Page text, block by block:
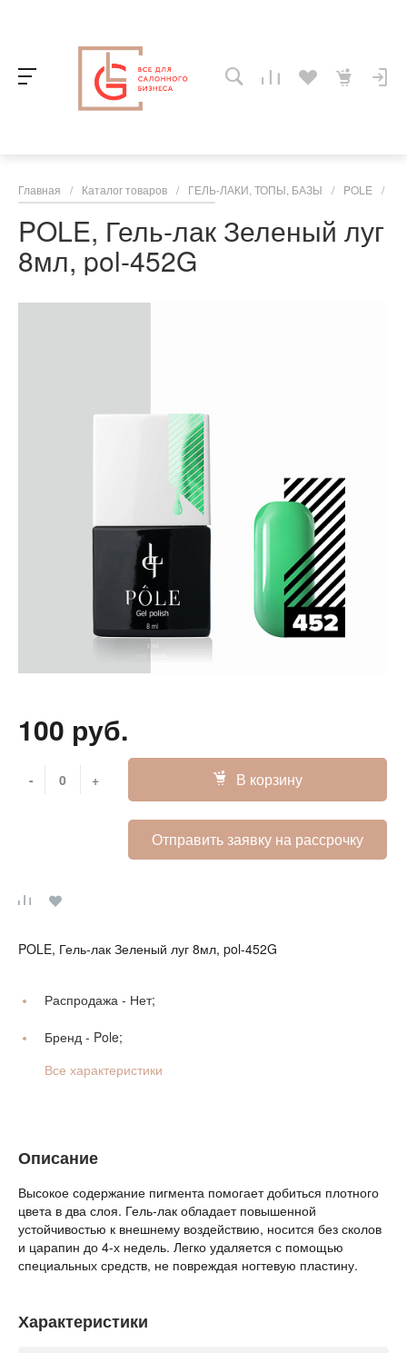
Главная / Каталог товаров / ГЕЛЬ-ЛАКИ, ТОПЫ, БАЗЫ / POLE /
POLE, Гель-лак Зеленый луг
8мл, pol-452G
100 руб.
- + В корзину
Отправить заявку на рассрочку
POLE, Гель-лак Зеленый луг 8мл, pol-452G
Распродажа - Нет;
Бренд - Pole;
Все характеристики
Описание
Высокое содержание пигмента помогает добиться плотного
цвета в два слоя. Гель-лак обладает повышенной
устойчивостью к внешнему воздействию, носится без сколов
и царапин до 4-х недель. Легко удаляется с помощью
специальных средств, не повреждая ногтевую пластину.
Характеристики